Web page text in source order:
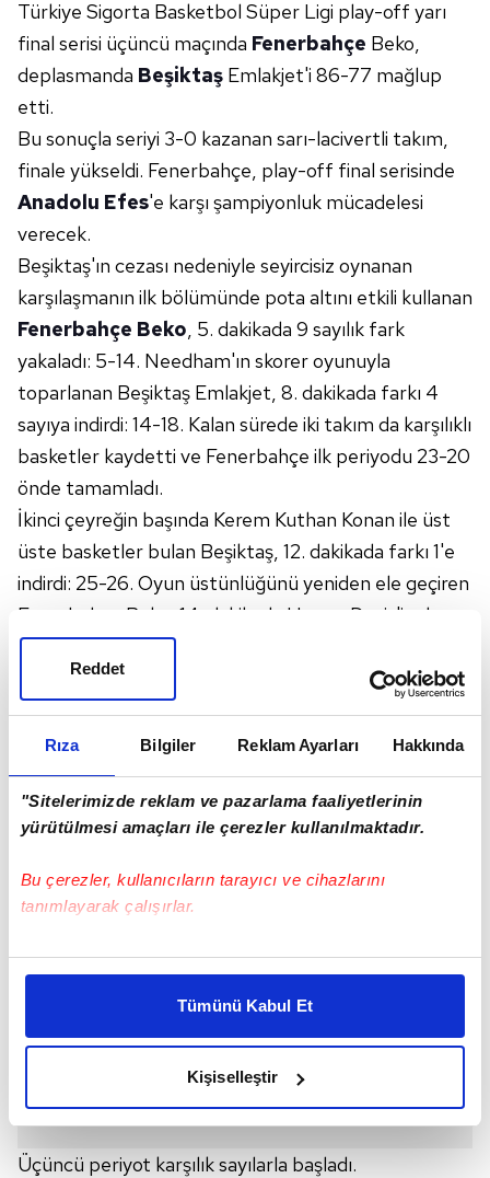
Rıza Bilgiler Reklam Ayarları Hakkında
"Sitelerimizde reklam ve pazarlama faaliyetlerinin
yürütülmesi amaçları ile çerezler kullanılmaktadır.
Bu çerezler, kullanıcıların tarayıcı ve cihazlarını
tanımlayarak çalışırlar.
Bu çerezlere izin vermeniz halinde sizlere özel
daha iyi reklam deneyimi yaşatabiliriz. Bunu yaparken
amacımızın size daha iyi bir reklam deneyimi sunmak
elimizden gelen çabayı gösterdiğimizi ve bu noktada,
Tümünü Kabul Et
Kişiselleştir
Reddet
Türkiye Sigorta Basketbol Süper Ligi play-off yarı
final serisi üçüncü maçında Fenerbahçe Beko,
deplasmanda Beşiktaş Emlakjet'i 86-77 mağlup
etti.
Bu sonuçla seriyi 3-0 kazanan sarı-lacivertli takım,
finale yükseldi. Fenerbahçe, play-off final serisinde
Anadolu Efes'e karşı şampiyonluk mücadelesi
verecek.
Beşiktaş'ın cezası nedeniyle seyircisiz oynanan
karşılaşmanın ilk bölümünde pota altını etkili kullanan
Fenerbahçe Beko, 5. dakikada 9 sayılık fark
yakaladı: 5-14. Needham'ın skorer oyunuyla
toparlanan Beşiktaş Emlakjet, 8. dakikada farkı 4
sayıya indirdi: 14-18. Kalan sürede iki takım da karşılıklı
basketler kaydetti ve Fenerbahçe ilk periyodu 23-20
önde tamamladı.
İkinci çeyreğin başında Kerem Kuthan Konan ile üst
üste basketler bulan Beşiktaş, 12. dakikada farkı 1'e
indirdi: 25-26. Oyun üstünlüğünü yeniden ele geçiren
Fenerbahçe Beko, 14. dakikada Hayes-Davis'in dış
atışıyla farkı çift hanelere çıkardı: 25-35. Kalan
dakikalarda Beşiktaş, pota altından kaydettiği
basketlerle farkı 4 sayıya kadar indirmesine rağmen
Fenerbahçe Beko, soyunma odasına 47-41 üstün
gitti.
Üçüncü periyot karşılık sayılarla başladı.